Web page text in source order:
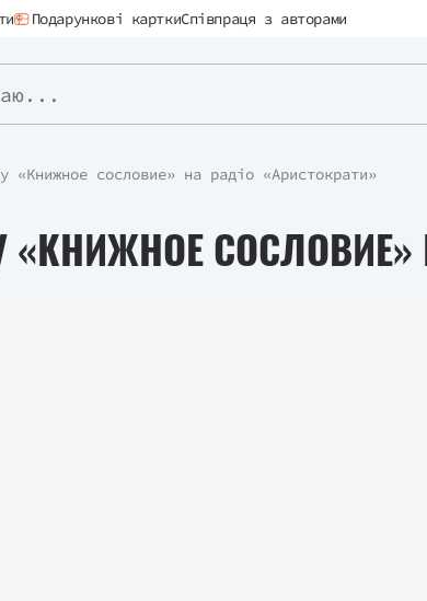
Подарункові карткиСпівпраця з авторами
«Книжное сословие» на радіо «Аристократи»
СОСЛОВИЕ»